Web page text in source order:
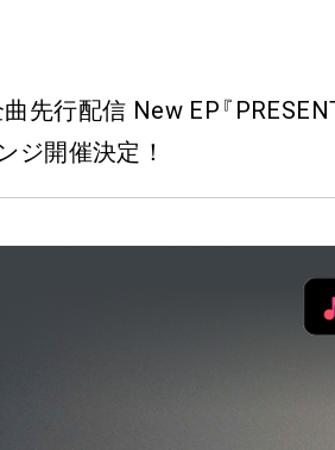
先行配信 New EP『
ジ開催決定！